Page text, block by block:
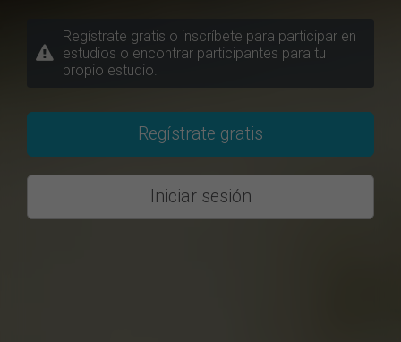
Regístrate gratis o inscríbete para participar en
estudios o encontrar participantes para tu
propio estudio.
Regístrate gratis
Iniciar sesión